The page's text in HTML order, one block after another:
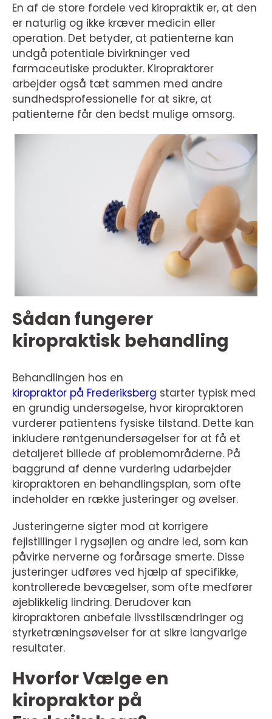
En af de store fordele ved kiropraktik er, at den
er naturlig og ikke kræver medicin eller
operation. Det betyder, at patienterne kan
undgå potentiale bivirkninger ved
farmaceutiske produkter. Kiropraktorer
arbejder også tæt sammen med andre
sundhedsprofessionelle for at sikre, at
patienterne får den bedst mulige omsorg.
Sådan fungerer
kiropraktisk behandling
Behandlingen hos en
kiropraktor på Frederiksberg starter typisk med
en grundig undersøgelse, hvor kiropraktoren
vurderer patientens fysiske tilstand. Dette kan
inkludere røntgenundersøgelser for at få et
detaljeret billede af problemområderne. På
baggrund af denne vurdering udarbejder
kiropraktoren en behandlingsplan, som ofte
indeholder en række justeringer og øvelser.
Justeringerne sigter mod at korrigere
fejlstillinger i rygsøjlen og andre led, som kan
påvirke nerverne og forårsage smerte. Disse
justeringer udføres ved hjælp af specifikke,
kontrollerede bevægelser, som ofte medfører
øjeblikkelig lindring. Derudover kan
kiropraktoren anbefale livsstilsændringer og
styrketræningsøvelser for at sikre langvarige
resultater.
Hvorfor Vælge en
kiropraktor på